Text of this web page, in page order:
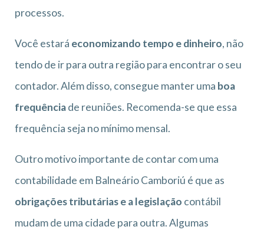
processos.
Você estará economizando tempo e dinheiro, não
tendo de ir para outra região para encontrar o seu
contador. Além disso, consegue manter uma boa
frequênciade reuniões. Recomenda-se que essa
frequência seja no mínimo mensal.
Outro motivo importante de contar com uma
contabilidade em Balneário Camboriú é que as
obrigações tributárias e a legislação contábil
mudam de uma cidade para outra. Algumas